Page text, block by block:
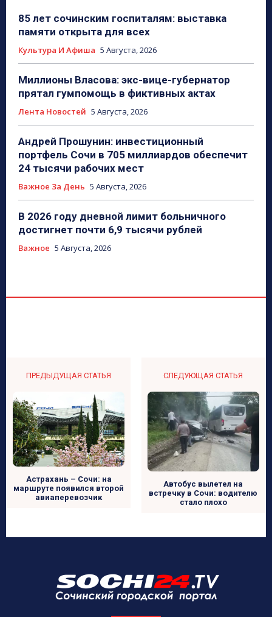
85 лет сочинским госпиталям: выставка
памяти открыта для всех
Культура И Афиша 5 Августа, 2026
Миллионы Власова: экс-вице-губернатор
прятал гумпомощь в фиктивных актах
Лента Новостей 5 Августа, 2026
Андрей Прошунин: инвестиционный
портфель Сочи в 705 миллиардов обеспечит
24 тысячи рабочих мест
Важное За День 5 Августа, 2026
В 2026 году дневной лимит больничного
достигнет почти 6,9 тысячи рублей
Важное 5 Августа, 2026
ПРЕДЫДУЩАЯ СТАТЬЯ
Астрахань – Сочи: на
маршруте появился второй
авиаперевозчик
СЛЕДУЮЩАЯ СТАТЬЯ
Автобус вылетел на
встречку в Сочи: водителю
стало плохо